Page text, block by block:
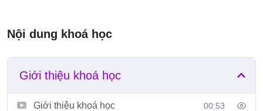
sống.
•Người đang tìm kiếm sự cân bằng nội tâm và hướng đi rõ
ràng.
•Người yêu thích phát triển bản thân, khám phá tâm thức,
Nội dung khoá học
Giới thiệu khoá học
Giới thiệu khoá học 00:53